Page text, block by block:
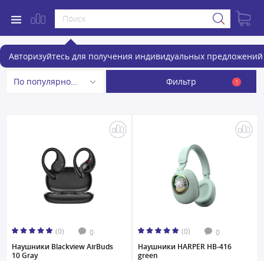
Авторизуйтесь для получения индивидуальных предложений
Беспроводные наушники
По популярности Фильтр 1
(0) 0
Наушники Blackview AirBuds
10 Gray
(0) 0
Наушники HARPER HB-416
green